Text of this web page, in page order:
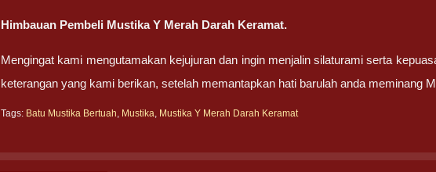
Himbauan Pembeli Mustika Y Merah Darah Keramat.
Mengingat kami mengutamakan kejujuran dan ingin menjalin silaturami serta
keterangan yang kami berikan, setelah memantapkan hati barulah anda meminang
Tags: Batu Mustika Bertuah, Mustika, Mustika Y Merah Darah Keramat